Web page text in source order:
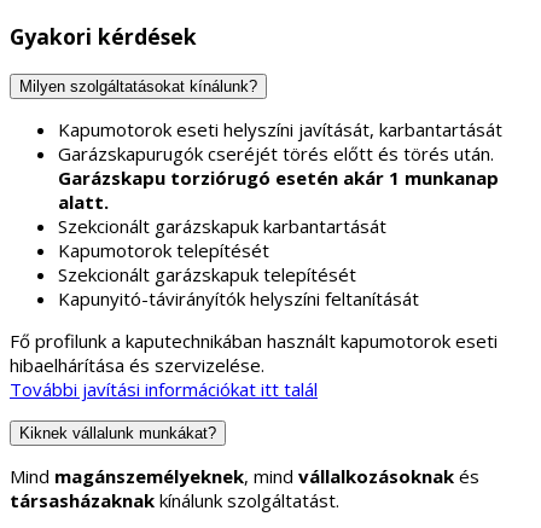
Gyakori kérdések
Milyen szolgáltatásokat kínálunk?
Kapumotorok eseti helyszíni javítását, karbantartását
Garázskapurugók cseréjét törés előtt és törés után.
Garázskapu torziórugó esetén akár 1 munkanap
alatt.
Szekcionált garázskapuk karbantartását
Kapumotorok telepítését
Szekcionált garázskapuk telepítését
Kapunyitó-távirányítók helyszíni feltanítását
Fő profilunk a kaputechnikában használt kapumotorok eseti
hibaelhárítása és szervizelése.
További javítási információkat itt talál
Kiknek vállalunk munkákat?
Mind magánszemélyeknek, mind vállalkozásoknak és
társasházaknak kínálunk szolgáltatást.